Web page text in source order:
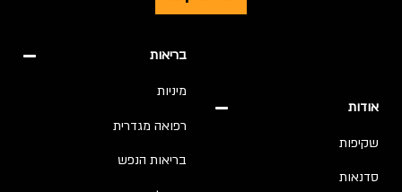
אודות
שקיפות
סדנאות
בריאות
מיניות
רפואה מגדרית
בריאות הנפש